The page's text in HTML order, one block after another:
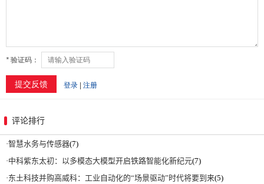
评论排行
·智慧水务与传感器(7)
·中科紫东太初：以多模态大模型开启铁路智能化新纪元(7)
·东土科技并购高威科：工业自动化的“场景驱动”时代将要到来(5)